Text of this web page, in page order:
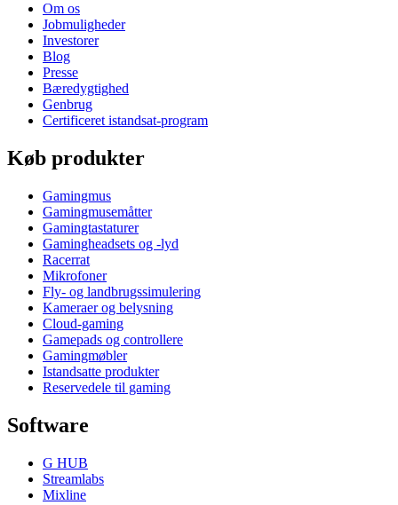
Om os
Jobmuligheder
Investorer
Blog
Presse
Bæredygtighed
Genbrug
Certificeret istandsat-program
Køb produkter
Gamingmus
Gamingmusemåtter
Gamingtastaturer
Gamingheadsets og -lyd
Racerrat
Mikrofoner
Fly- og landbrugssimulering
Kameraer og belysning
Cloud-gaming
Gamepads og controllere
Gamingmøbler
Istandsatte produkter
Reservedele til gaming
Software
G HUB
Streamlabs
Mixline